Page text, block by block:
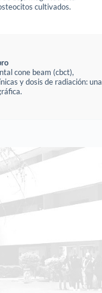
cultivados.
cone beam (cbct),
y dosis de radiación: una